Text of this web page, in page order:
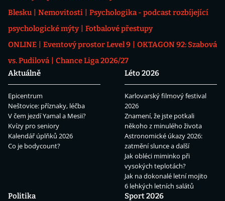
Blesku
Nemovitosti
Psychologika - podcast rozbíjející
psychologické mýty
Fotbalové přestupy
ONLINE
Eventový prostor Level 9
OKTAGON 92: Szabová
vs. Pudilová
Chance Liga 2026/27
Aktuálně
Epicentrum
Neštovice: příznaky, léčba
V čem jezdí Yamal a Mesii?
Kvízy pro seniory
Kalendář úplňků 2026
Co je bodycount?
Léto 2026
Karlovarský filmový festival
2026
Znamení, že jste potkali
někoho z minulého života
Astronomické úkazy 2026:
zatmění slunce a další
Jak obléci miminko při
vysokých teplotách?
Jak na dokonalé letní mojito
6 lehkých letních salátů
Politika
Sport 2026